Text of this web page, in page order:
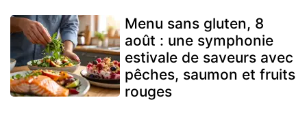
Menu sans gluten, 8
août : une symphonie
estivale de saveurs avec
pêches, saumon et fruits
rouges